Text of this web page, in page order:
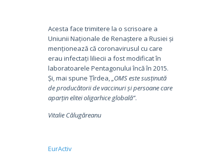
Acesta face trimitere la o scrisoare a
Uniunii Naționale de Renaștere a Rusiei și
menționează că coronavirusul cu care
erau infectați liliecii a fost modificat în
laboratoarele Pentagonului încă în 2015.
Și, mai spune Țîrdea,„OMS este susținută
de producătorii de vaccinuri și persoane care
aparțin elitei oligarhice globală”.
Vitalie Călugăreanu
EurActiv